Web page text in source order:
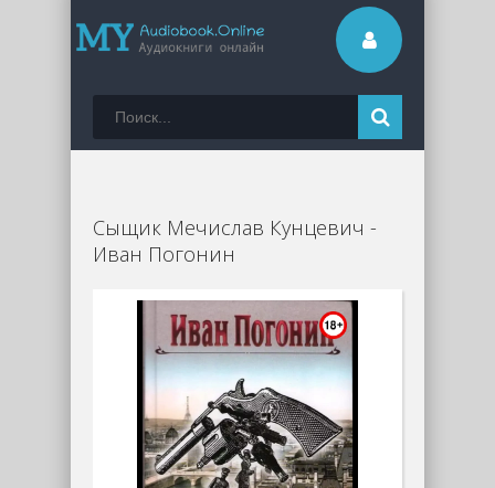
Cыщик Мечислав Кунцевич -
Иван Погонин